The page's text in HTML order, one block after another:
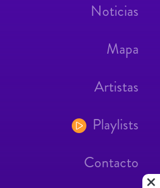
Noticias
Mapa
Artistas
Playlists
Contacto